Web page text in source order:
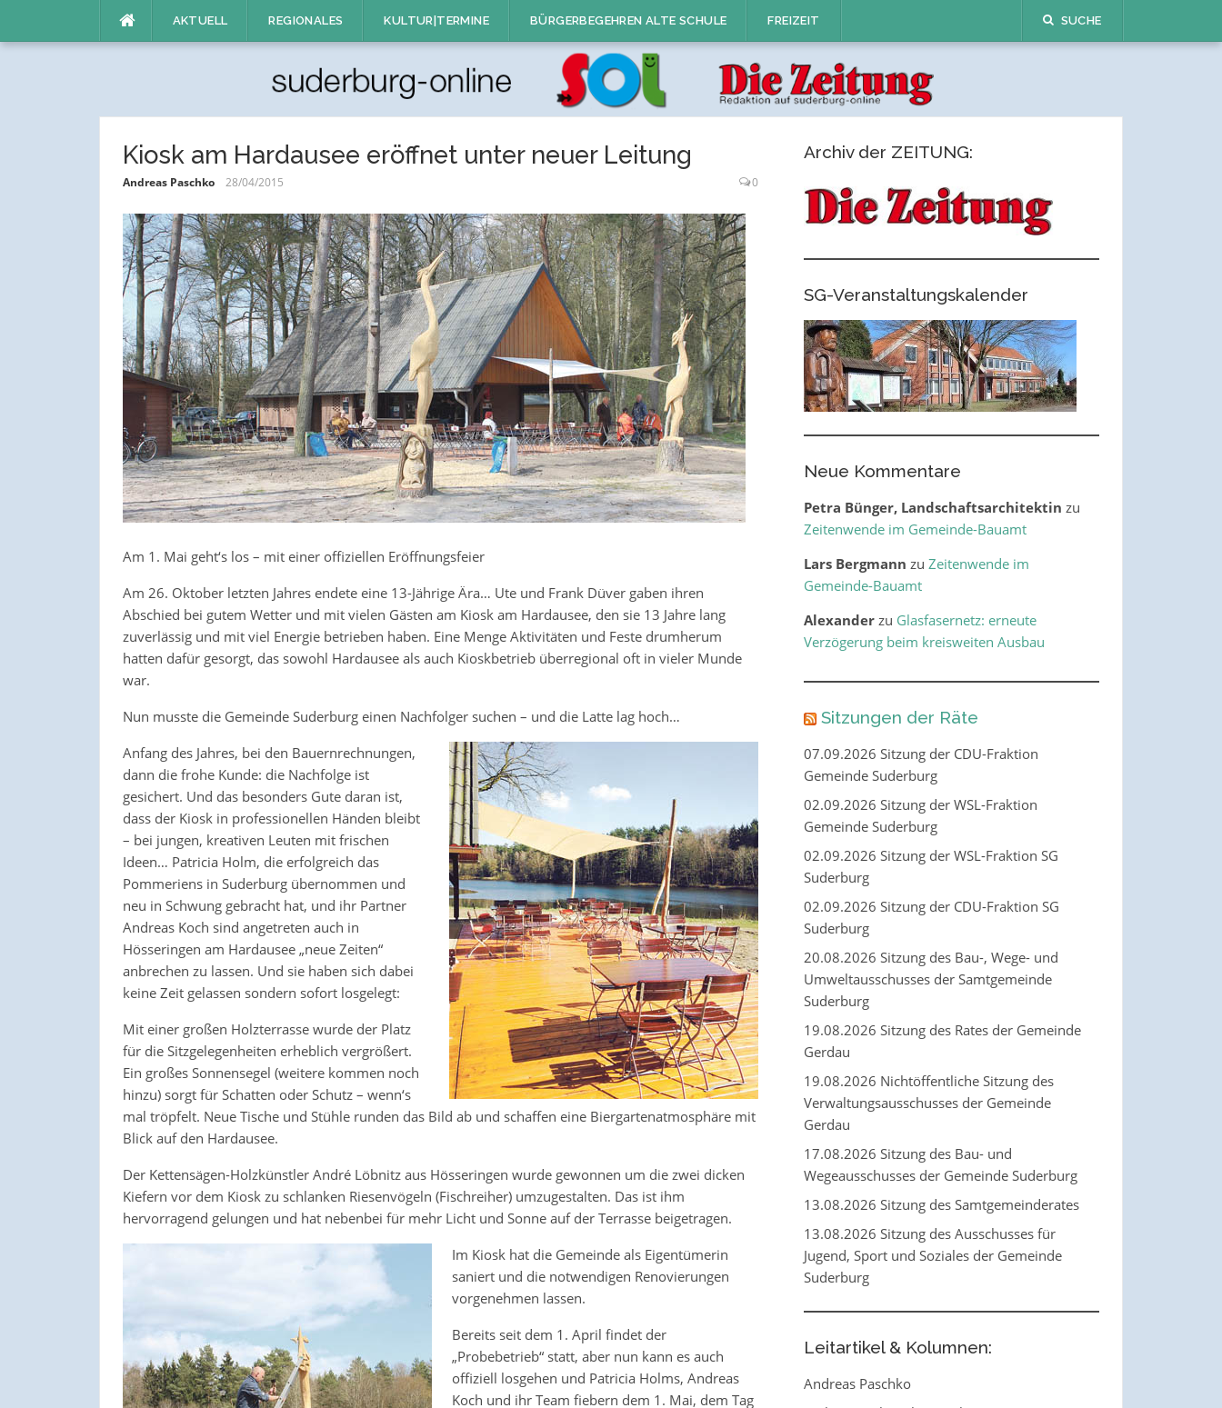
AKTUELL REGIONALES KULTUR|TERMINE BÜRGERBEGEHREN ALTE SCHULE FREIZEIT SUCHE
Kiosk am Hardausee eröffnet unter neuer Leitung
Andreas Paschko 28/04/2015 0
Am 1. Mai geht‘s los – mit einer offiziellen Eröffnungsfeier
Am 26. Oktober letzten Jahres endete eine 13-Jährige Ära… Ute und Frank Düver gaben ihren
Abschied bei gutem Wetter und mit vielen Gästen am Kiosk am Hardausee, den sie 13 Jahre lang
zuverlässig und mit viel Energie betrieben haben. Eine Menge Aktivitäten und Feste drumherum
hatten dafür gesorgt, das sowohl Hardausee als auch Kioskbetrieb überregional oft in vieler Munde
war.
Nun musste die Gemeinde Suderburg einen Nachfolger suchen – und die Latte lag hoch…
Anfang des Jahres, bei den Bauernrechnungen,
dann die frohe Kunde: die Nachfolge ist
gesichert. Und das besonders Gute daran ist,
dass der Kiosk in professionellen Händen bleibt
– bei jungen, kreativen Leuten mit frischen
Ideen… Patricia Holm, die erfolgreich das
Pommeriens in Suderburg übernommen und
neu in Schwung gebracht hat, und ihr Partner
Andreas Koch sind angetreten auch in
Hösseringen am Hardausee „neue Zeiten“
anbrechen zu lassen. Und sie haben sich dabei
keine Zeit gelassen sondern sofort losgelegt:
Mit einer großen Holzterrasse wurde der Platz
für die Sitzgelegenheiten erheblich vergrößert.
Ein großes Sonnensegel (weitere kommen noch
hinzu) sorgt für Schatten oder Schutz – wenn‘s
mal tröpfelt. Neue Tische und Stühle runden das Bild ab und schaffen eine Biergartenatmosphäre mit
Blick auf den Hardausee.
Der Kettensägen-Holzkünstler André Löbnitz aus Hösseringen wurde gewonnen um die zwei dicken
Kiefern vor dem Kiosk zu schlanken Riesenvögeln (Fischreiher) umzugestalten. Das ist ihm
hervorragend gelungen und hat nebenbei für mehr Licht und Sonne auf der Terrasse beigetragen.
Im Kiosk hat die Gemeinde als Eigentümerin
saniert und die notwendigen Renovierungen
vorgenehmen lassen.
Bereits seit dem 1. April findet der
„Probebetrieb“ statt, aber nun kann es auch
offiziell losgehen und Patricia Holms, Andreas
Koch und ihr Team fiebern dem 1. Mai, dem Tag
Archiv der ZEITUNG:
SG-Veranstaltungskalender
Neue Kommentare
Petra Bünger, Landschaftsarchitektin zu
Zeitenwende im Gemeinde-Bauamt
Lars Bergmann zu Zeitenwende im
Gemeinde-Bauamt
Alexanderzu Glasfasernetz: erneute
Verzögerung beim kreisweiten Ausbau
Sitzungen der Räte
07.09.2026 Sitzung der CDU-Fraktion
Gemeinde Suderburg
02.09.2026 Sitzung der WSL-Fraktion
Gemeinde Suderburg
02.09.2026 Sitzung der WSL-Fraktion SG
Suderburg
02.09.2026 Sitzung der CDU-Fraktion SG
Suderburg
20.08.2026 Sitzung des Bau-, Wege- und
Umweltausschusses der Samtgemeinde
Suderburg
19.08.2026 Sitzung des Rates der Gemeinde
Gerdau
19.08.2026 Nichtöffentliche Sitzung des
Verwaltungsausschusses der Gemeinde
Gerdau
17.08.2026 Sitzung des Bau- und
Wegeausschusses der Gemeinde Suderburg
13.08.2026 Sitzung des Samtgemeinderates
13.08.2026 Sitzung des Ausschusses für
Jugend, Sport und Soziales der Gemeinde
Suderburg
Leitartikel & Kolumnen:
Andreas Paschko